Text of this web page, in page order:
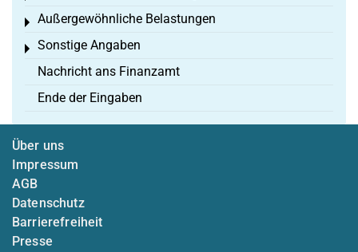
Außergewöhnliche Belastungen
Toggle menu
Sonstige Angaben
Toggle menu
Nachricht ans Finanzamt
Ende der Eingaben
Über uns
Impressum
AGB
Datenschutz
Barrierefreiheit
Presse